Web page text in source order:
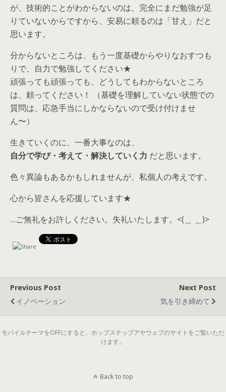
が、技術的ことがわからないのは、完全にまだ勉強が足
りていないからですから、安易に頼るのは「甘え」だと
思います。
分からないところは、もう一度基礎からやりなおすつも
りで、自力で勉強してください★
頑張っても頑張っても、どうしてもわからないところ
は、頼ってください！ （基礎を理解していない状態での
質問は、応急手当にしかならないので受け付けませ
ん〜）
生きていくのに、一番大事なのは、
自分で学び・考えて・解決していく力 だと思います。
色々異論もあるかもしれませんが、私個人の考えです。
心から皆さんを応援しています★
…ご無礼をお許しください。失礼いたします。<(＿ ＿)>
Previous Post
イノベーション
Next Post
気を引き締めて
モバイルテーマをOFFにすると、ホップステップアヤウェブのサイトをご覧いただ
けます。
Back to top